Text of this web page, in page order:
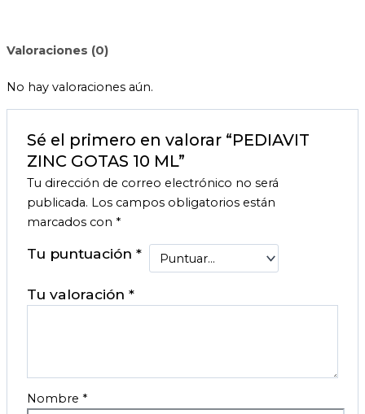
Valoraciones (0)
No hay valoraciones aún.
Sé el primero en valorar “PEDIAVIT
ZINC GOTAS 10 ML”
Tu dirección de correo electrónico no será
publicada. Los campos obligatorios están
marcados con *
Tu puntuación*
Tu valoración*
Nombre *